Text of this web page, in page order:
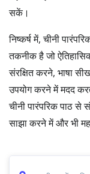
सकें।
निष्कर्ष में, चीनी
तकनीक है जो
संरक्षित करने, भाषा
उपयोग करने में मदद
चीनी पारंपरिक पाठ
साझा करने में और भी